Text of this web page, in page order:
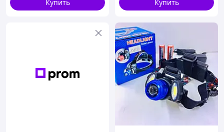
Купить
Купить